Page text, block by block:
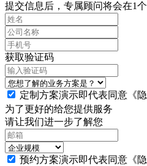
提交信息后，专属顾问将会在1
获取验证码
定制方案演示即代表同意 《
为了更好的给您提供服务
请让我们进一步了解您
预约方案演示即代表同意 《